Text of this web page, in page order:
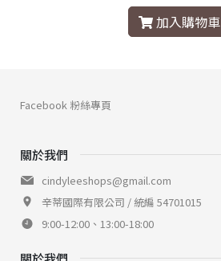
加入購物車
關於我們
cindyleeshops@gmail.com
辛蒂國際有限公司 / 統編 54701015
9:00-12:00、13:00-18:00
Facebook 粉絲專頁